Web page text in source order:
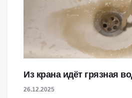
Из крана идёт грязная
26.12.2025